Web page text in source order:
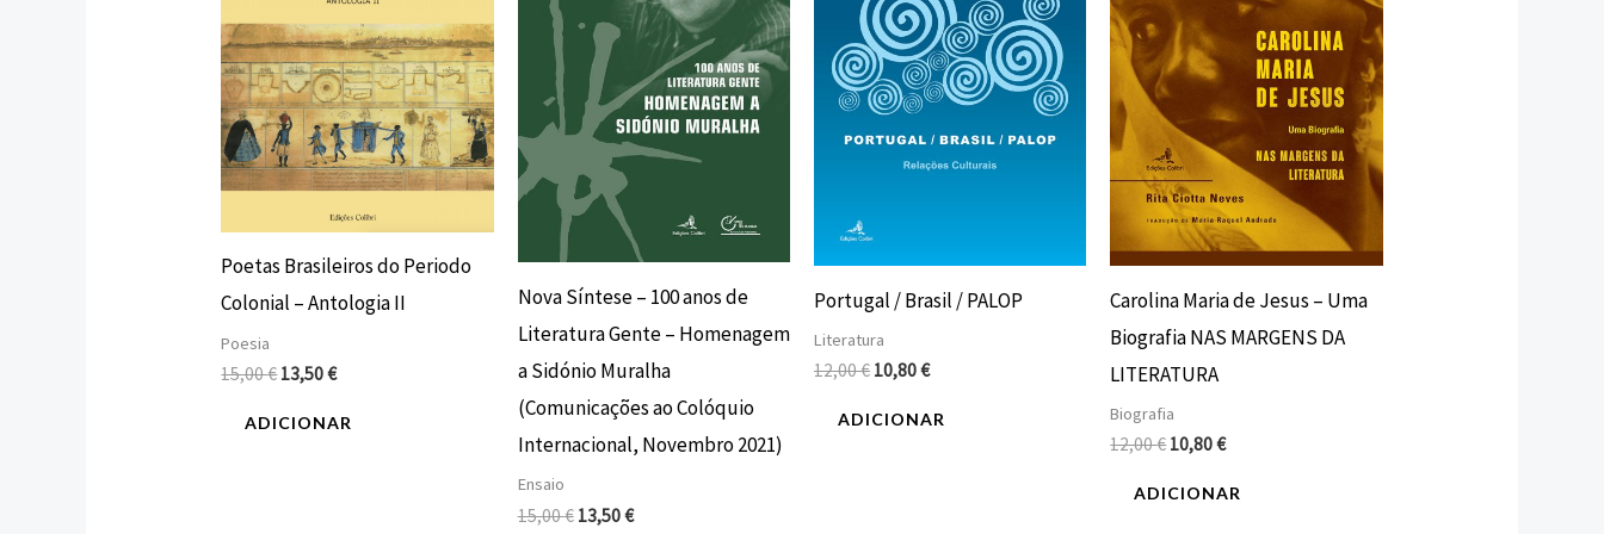
Poetas Brasileiros do Periodo
Colonial – Antologia II
Poesia
15,00€13,50€
ADICIONAR
Nova Síntese – 100 anos de
Literatura Gente – Homenagem
a Sidónio Muralha
(Comunicações ao Colóquio
Internacional, Novembro 2021)
Ensaio
15,00€ 13,50€
Portugal / Brasil / PALOP
Literatura
12,00€ 10,80€
ADICIONAR
Carolina Maria de Jesus – Uma
Biografia NAS MARGENS DA
LITERATURA
Biografia
12,00€10,80€
ADICIONAR